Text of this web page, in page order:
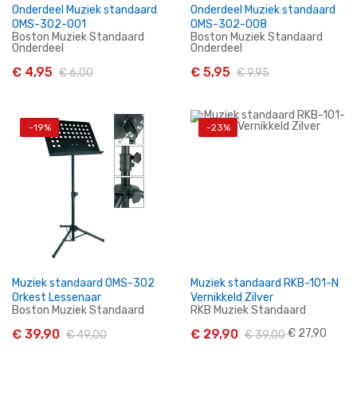
In Winkelwagen
Onderdeel Muziek standaard
OMS-302-001
Boston Muziek Standaard
Onderdeel
€ 4,95 € 6,00
In Winkelwagen
Onderdeel Muziek standaard
OMS-302-008
Boston Muziek Standaard
Onderdeel
€ 5,95 € 9,95
-19%
Muziek standaard OMS-302
Orkest Lessenaar
Boston Muziek Standaard
€ 39,90 € 49,00
-23%
Muziek standaard RKB-101-N
Vernikkeld Zilver
RKB Muziek Standaard
€ 29,90 € 39,00€ 27,90